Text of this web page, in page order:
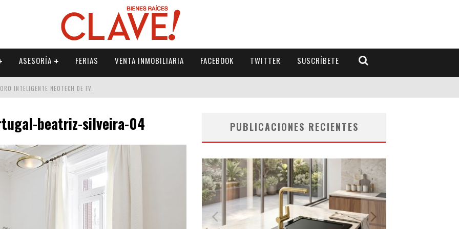
ASESORÍA FERIAS VENTA INMOBILIARIA FACEBOOK TWITTER SUSCRÍBETE
INTELIGENTE NEOTECH DE FV.
FV PARA ELEVAR TU ESPACIO
beatriz-silveira-04 PUBLICACIONES RECIENTES